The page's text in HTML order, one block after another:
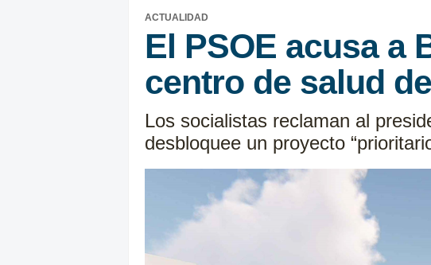
ACTUALIDAD
El PSOE acusa a
centro de salud
Los socialistas reclaman al
desbloquee un proyecto